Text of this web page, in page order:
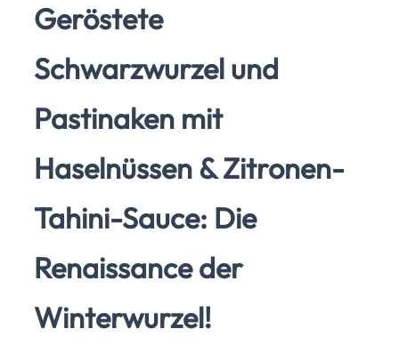
Geröstete
Schwarzwurzel und
Pastinaken mit
Haselnüssen & Zitronen-
Tahini-Sauce: Die
Renaissance der
Winterwurzel!